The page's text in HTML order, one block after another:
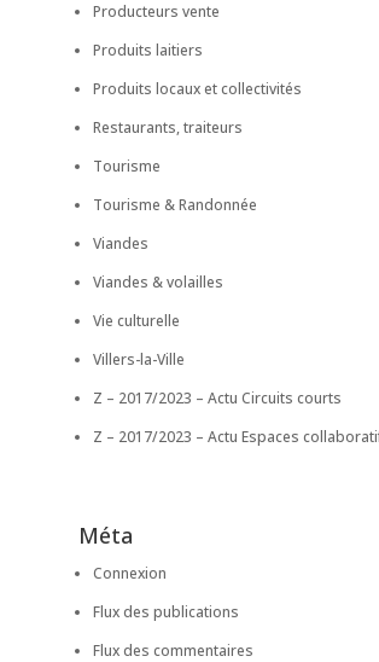
Producteurs vente
Produits laitiers
Produits locaux et collectivités
Restaurants, traiteurs
Tourisme
Tourisme & Randonnée
Viandes
Viandes & volailles
Vie culturelle
Villers-la-Ville
Z – 2017/2023 – Actu Circuits courts
Z – 2017/2023 – Actu Espaces
Méta
Connexion
Flux des publications
Flux des commentaires